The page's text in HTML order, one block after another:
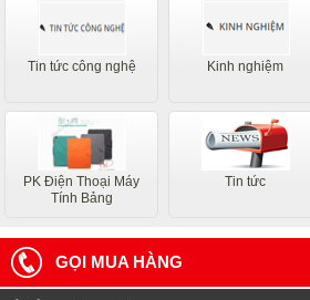
Tin tức công nghệ Kinh nghiệm
PK Điện Thoại Máy
Tính Bảng
Tin tức
GỌI MUA HÀNG